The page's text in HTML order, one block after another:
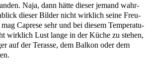
Naja, dann hät­te die­ser jemand wahr­
die­ser Bil­der nicht wirk­lich sei­ne Freu­
Capre­se sehr und bei die­sem Tem­pe­ra­tu­
wirk­lich Lust lan­ge in der Küche zu ste­hen,
auf der Ter­as­se, dem Bal­kon oder dem